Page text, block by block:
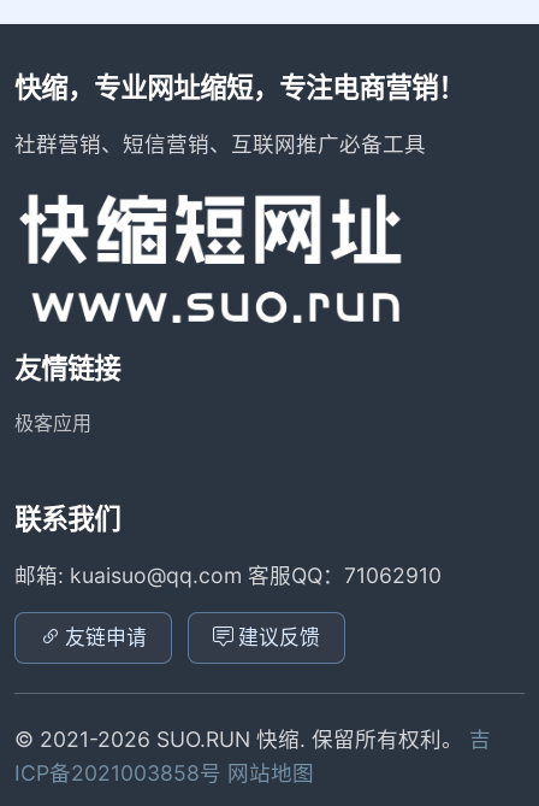
快缩，专业网址缩短，专注电商营销！
社群营销、短信营销、互联网推广必备工具
友情链接
极客应用
联系我们
邮箱: kuaisuo@qq.com 客服QQ：71062910
友链申请 建议反馈
© 2021-2026 SUO.RUN 快缩. 保留所有权利。 吉
ICP备2021003858号 网站地图